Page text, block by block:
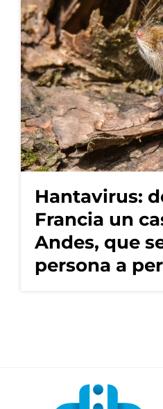
Hantavirus:
Francia un
Andes, que
persona a